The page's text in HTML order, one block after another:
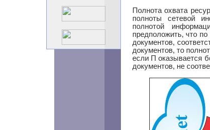
Полнота охвата
полноты сетевой
полнотой
предположить, что
документов,
документов, то
если П оказывается
документов, не